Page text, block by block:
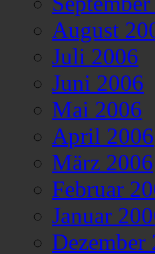
August
Juli 2006
Juni 2006
Mai 2006
April 2006
März 2006
Februar
Januar
Dezember